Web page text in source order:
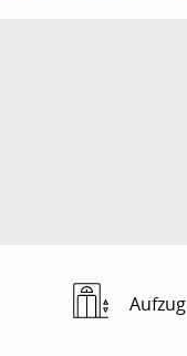
Aufzug